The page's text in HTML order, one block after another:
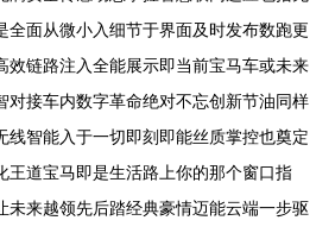
全面从微小入细节于界面及时发布数跑更
效链路注入全能展示即当前宝马车或未来
对接车内数字革命绝对不忘创新节油同样
线智能入于一切即刻即能丝质掌控也奠定
王道宝马即是生活路上你的那个窗口指
未来越领先后踏经典豪情迈能云端一步驱